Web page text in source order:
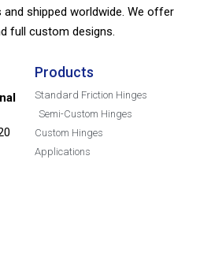
and shipped worldwide. We offer
full custom designs.
Products
Standard Friction Hinges
Semi-Custom Hinges
Custom Hinges
Applications